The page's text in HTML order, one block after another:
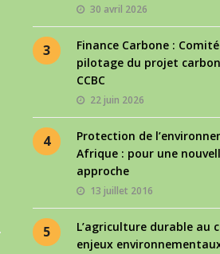
30 avril 2026
3
Finance Carbone :
pilotage du projet
CCBC
22 juin 2026
4
Protection de
Afrique : pour une
approche
13 juillet 2016
5
L’agriculture durable au
enjeux